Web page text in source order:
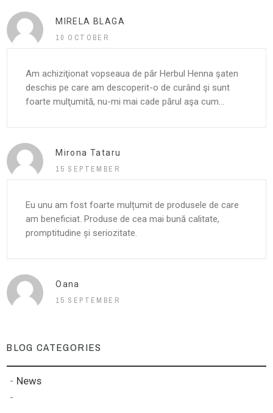
MIRELA BLAGA
10 OCTOBER
Am achiziţionat vopseaua de păr Herbul Henna şaten
deschis pe care am descoperit-o de curând şi sunt
foarte mulţumită, nu-mi mai cade părul aşa cum...
Mirona Tataru
15 SEPTEMBER
Eu unu am fost foarte mulțumit de produsele de care
am beneficiat. Produse de cea mai bună calitate,
promptitudine și seriozitate.
Oana
15 SEPTEMBER
BLOG CATEGORIES
News